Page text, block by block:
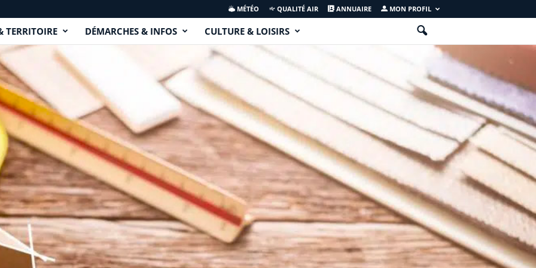
MÉTÉO QUALITÉ AIR ANNUAIRE MON PROFIL
TERRITOIRE DÉMARCHES & INFOS CULTURE & LOISIRS